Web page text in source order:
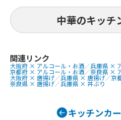
中華のキッチ
関連リンク
大阪府 × アルコール・お酒／兵庫県 ×
京都府 × アルコール・お酒／奈良県 ×
大阪府 × 唐揚げ／兵庫県 × 唐揚げ／京
奈良県 × 唐揚げ／兵庫県 × 丼ぶり
キッチンカ